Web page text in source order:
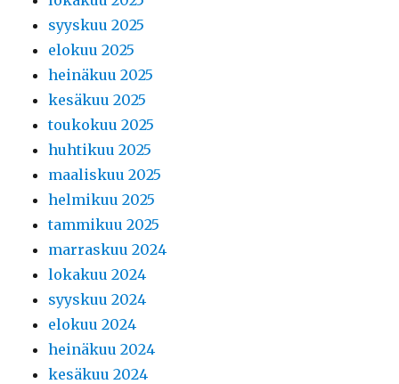
syyskuu 2025
elokuu 2025
heinäkuu 2025
kesäkuu 2025
toukokuu 2025
huhtikuu 2025
maaliskuu 2025
helmikuu 2025
tammikuu 2025
marraskuu 2024
lokakuu 2024
syyskuu 2024
elokuu 2024
heinäkuu 2024
kesäkuu 2024